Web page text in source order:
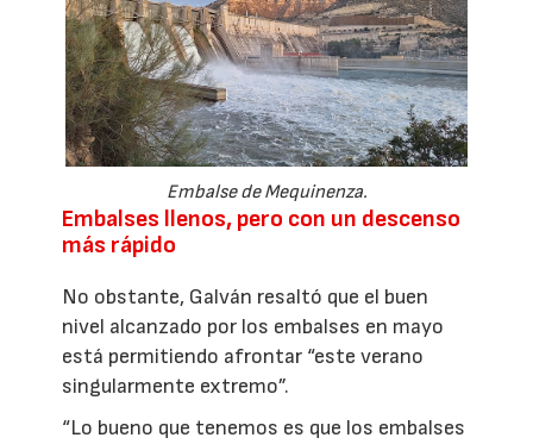
Embalse de Mequinenza.
Embalses llenos, pero con un descenso
más rápido
No obstante, Galván resaltó que el buen
nivel alcanzado por los embalses en mayo
está permitiendo afrontar “este verano
singularmente extremo”.
“Lo bueno que tenemos es que los embalses